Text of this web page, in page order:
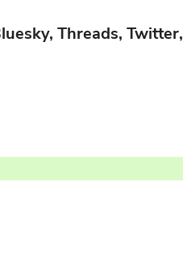
Threads, Twitter,